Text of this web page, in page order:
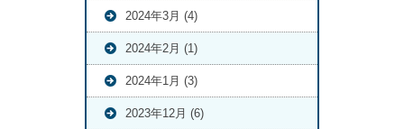
2024年3月 (4)
2024年2月 (1)
2024年1月 (3)
2023年12月 (6)